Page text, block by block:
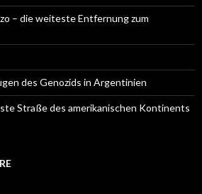
– die weiteste Entfernung zum
des Genozids in Argentinien
Straße des amerikanischen Kontinents